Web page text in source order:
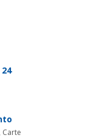
Carte